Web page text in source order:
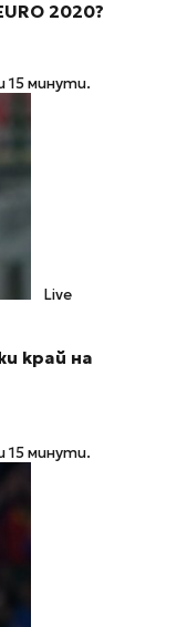
2020?
15 минути.
Live
край на
15 минути.